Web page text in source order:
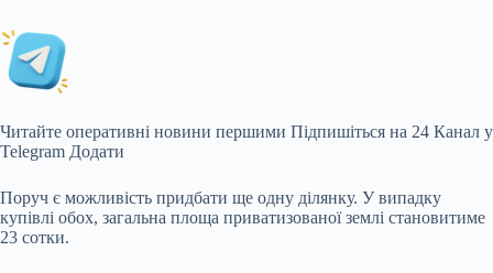
Читайте оперативні новини першими Підпишіться на 24 Канал у
Telegram Додати
Поруч є можливість придбати ще одну ділянку. У випадку
купівлі обох, загальна площа приватизованої землі становитиме
23 сотки.